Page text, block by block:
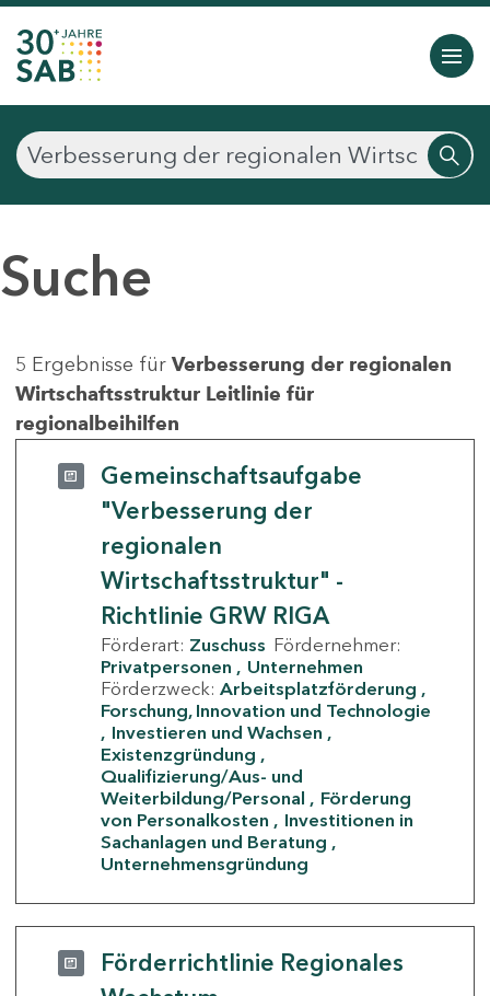
Suche
5 Ergebnisse für Verbesserung der regionalen
Wirtschaftsstruktur Leitlinie für
regionalbeihilfen
Gemeinschaftsaufgabe
"Verbesserung der
regionalen
Wirtschaftsstruktur" -
Richtlinie GRW RIGA
Förderart: Zuschuss Fördernehmer:
Privatpersonen
Unternehmen
Förderzweck: Arbeitsplatzförderung
Forschung, Innovation und Technologie
Investieren und Wachsen
Existenzgründung
Qualifizierung/Aus- und
Weiterbildung/Personal
Förderung
von Personalkosten
Investitionen in
Sachanlagen und Beratung
Unternehmensgründung
Förderrichtlinie Regionales